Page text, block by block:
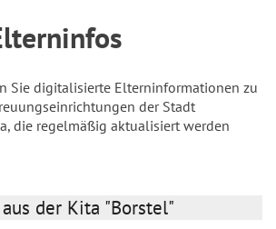
Sie digitalisierte Elterninformationen zu
der Stadt
die regelmäßig aktualisiert werden
der Kita "Borstel"